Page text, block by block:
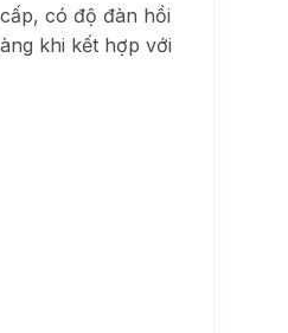
có độ đàn hồi
khi kết hợp với